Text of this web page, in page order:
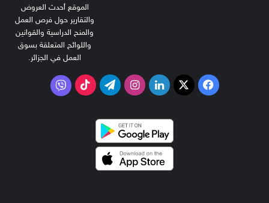
الموقع أحدث العروض
والتقارير حول فرص العمل
والمنح الدراسية والقوانين
واللوائح المتعلقة بسوق
العمل في الجزائر.
فيسبوك
‫X لينكدإنانستقرامتيلقرام‫TikTokفايبر